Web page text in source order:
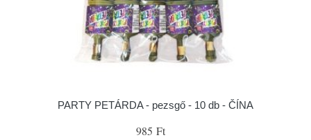
PARTY PETÁRDA - pezsgő - 10 db - ČÍNA
985 Ft